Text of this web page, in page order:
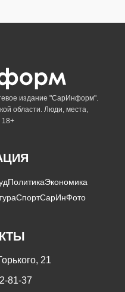
издание "СарИнформ".
области. Люди, места,
18+
ПолитикаЭкономика
СпортСарИнФото
21
81-37